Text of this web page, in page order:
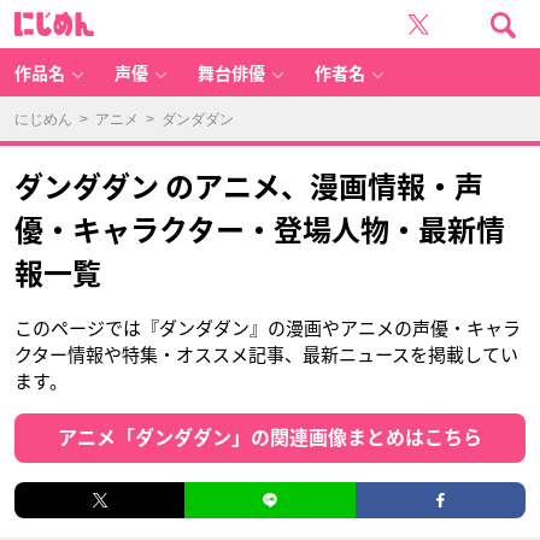
作品名 声優 舞台俳優 作者名
にじめん > アニメ > ダンダダン
ダンダダン のアニメ、漫画情報・声
優・キャラクター・登場人物・最新情
報一覧
このページでは『ダンダダン』の漫画やアニメの声優・キャラ
クター情報や特集・オススメ記事、最新ニュースを掲載してい
ます。
アニメ「ダンダダン」の関連画像まとめはこちら